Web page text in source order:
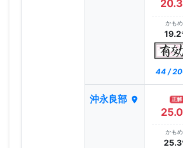
20.3
かもめ
19.2
44 /
沖永良部 正解
25.0
かもめ
25.3